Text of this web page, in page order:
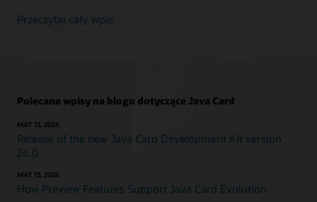
Przeczytaj cały wpis
Polecane wpisy na blogu dotyczące Java Card
MAY 13, 2026
Release of the new Java Card Development Kit version
26.0
MAY 13, 2026
How Preview Features Support Java Card Evolution